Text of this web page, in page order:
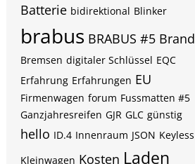
Batterie bidirektional Blinker
brabus BRABUS #5 Brand
Bremsen digitaler Schlüssel EQC
Erfahrung Erfahrungen EU
Firmenwagen forum Fussmatten #5
Ganzjahresreifen GJR GLC günstig
hello ID.4 Innenraum JSON Keyless
Kleinwagen Kosten Laden